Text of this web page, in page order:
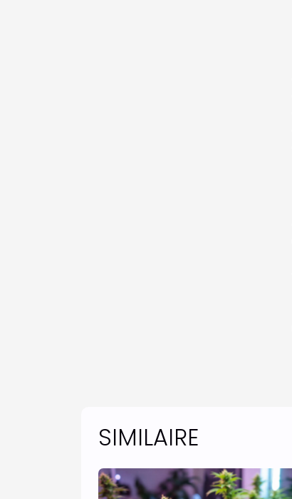
SIMILAIRE